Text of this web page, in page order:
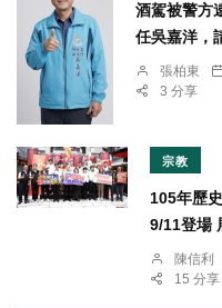
酒駕被警方
任吳嘉洋，
張柏東
3 分享
宗教
105年歷
9/11登場
陳信利
15 分享